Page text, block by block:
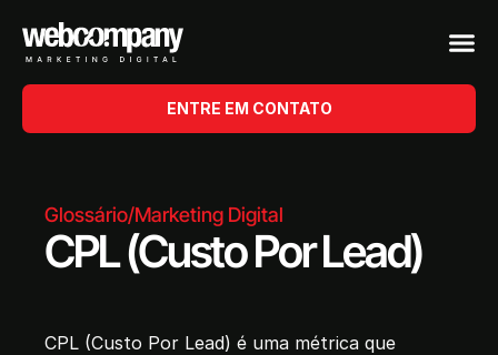
ENTRE EM CONTATO
Glossário/Marketing Digital
CPL (Custo Por Lead)
CPL (Custo Por Lead) é uma métrica que